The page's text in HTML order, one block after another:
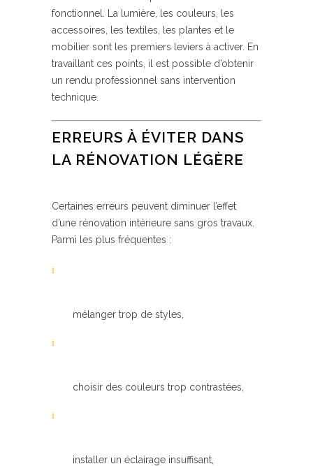
fonctionnel. La lumière, les couleurs, les
accessoires, les textiles, les plantes et le
mobilier sont les premiers leviers à activer. En
travaillant ces points, il est possible d’obtenir
un rendu professionnel sans intervention
technique.
ERREURS À ÉVITER DANS
LA RÉNOVATION LÉGÈRE
Certaines erreurs peuvent diminuer l’effet
d’une rénovation intérieure sans gros travaux.
Parmi les plus fréquentes :
mélanger trop de styles,
choisir des couleurs trop contrastées,
installer un éclairage insuffisant,